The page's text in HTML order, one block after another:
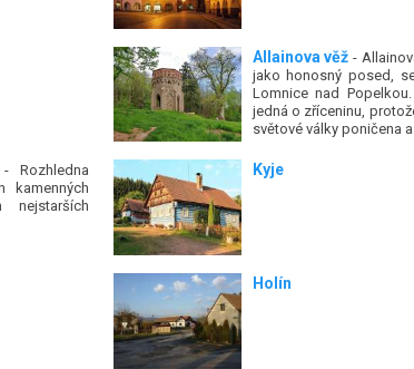
Allainova věž -
jako honosný posed,
Lomnice nad
jedná o zříceninu,
světové války poničena a
Kyje
- Rozhledna
kamenných
Holín